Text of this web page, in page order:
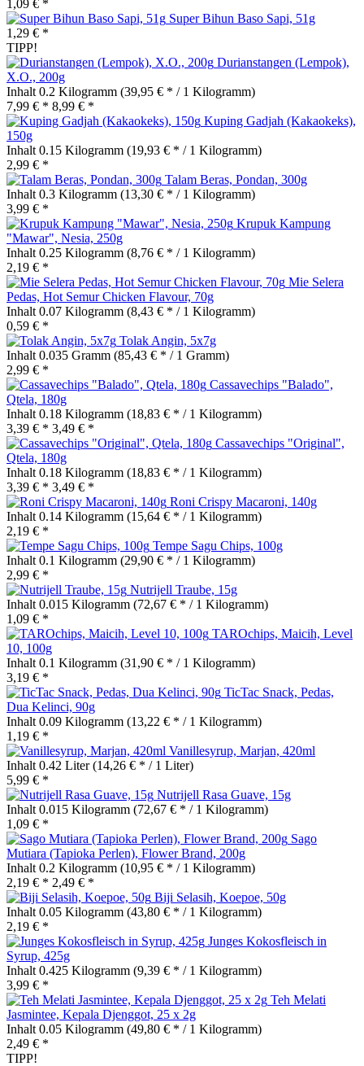
1,09 € *
Super Bihun Baso Sapi, 51g
1,29 € *
TIPP!
Durianstangen (Lempok),
X.O., 200g
Inhalt 0.2 Kilogramm (39,95 € * / 1 Kilogramm)
7,99 € * 8,99 € *
Kuping Gadjah (Kakaokeks),
150g
Inhalt 0.15 Kilogramm (19,93 € * / 1 Kilogramm)
2,99 € *
Talam Beras, Pondan, 300g
Inhalt 0.3 Kilogramm (13,30 € * / 1 Kilogramm)
3,99 € *
Krupuk Kampung
"Mawar", Nesia, 250g
Inhalt 0.25 Kilogramm (8,76 € * / 1 Kilogramm)
2,19 € *
Mie Selera
Pedas, Hot Semur Chicken Flavour, 70g
Inhalt 0.07 Kilogramm (8,43 € * / 1 Kilogramm)
0,59 € *
Tolak Angin, 5x7g
Inhalt 0.035 Gramm (85,43 € * / 1 Gramm)
2,99 € *
Cassavechips "Balado",
Qtela, 180g
Inhalt 0.18 Kilogramm (18,83 € * / 1 Kilogramm)
3,39 € * 3,49 € *
Cassavechips "Original",
Qtela, 180g
Inhalt 0.18 Kilogramm (18,83 € * / 1 Kilogramm)
3,39 € * 3,49 € *
Roni Crispy Macaroni, 140g
Inhalt 0.14 Kilogramm (15,64 € * / 1 Kilogramm)
2,19 € *
Tempe Sagu Chips, 100g
Inhalt 0.1 Kilogramm (29,90 € * / 1 Kilogramm)
2,99 € *
Nutrijell Traube, 15g
Inhalt 0.015 Kilogramm (72,67 € * / 1 Kilogramm)
1,09 € *
TAROchips, Maicih, Level
10, 100g
Inhalt 0.1 Kilogramm (31,90 € * / 1 Kilogramm)
3,19 € *
TicTac Snack, Pedas,
Dua Kelinci, 90g
Inhalt 0.09 Kilogramm (13,22 € * / 1 Kilogramm)
1,19 € *
Vanillesyrup, Marjan, 420ml
Inhalt 0.42 Liter(14,26 € * / 1 Liter)
5,99 € *
Nutrijell Rasa Guave, 15g
Inhalt 0.015 Kilogramm (72,67 € * / 1 Kilogramm)
1,09 € *
Sago
Mutiara (Tapioka Perlen), Flower Brand, 200g
Inhalt 0.2 Kilogramm (10,95 € * / 1 Kilogramm)
2,19 € * 2,49 € *
Biji Selasih, Koepoe, 50g
Inhalt 0.05 Kilogramm (43,80 € * / 1 Kilogramm)
2,19 € *
Junges Kokosfleisch in
Syrup, 425g
Inhalt 0.425 Kilogramm (9,39 € * / 1 Kilogramm)
3,99 € *
Teh Melati
Jasmintee, Kepala Djenggot, 25 x 2g
Inhalt 0.05 Kilogramm (49,80 € * / 1 Kilogramm)
2,49 € *
TIPP!